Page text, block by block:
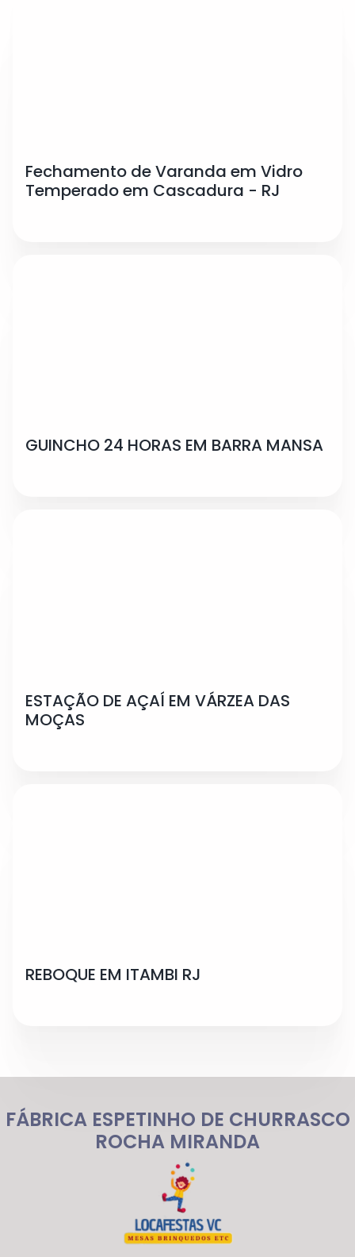
Fechamento de Varanda em Vidro
Temperado em Cascadura - RJ
GUINCHO 24 HORAS EM BARRA MANSA
ESTAÇÃO DE AÇAÍ EM VÁRZEA DAS
MOÇAS
REBOQUE EM ITAMBI RJ
FÁBRICA ESPETINHO DE CHURRASCO
ROCHA MIRANDA